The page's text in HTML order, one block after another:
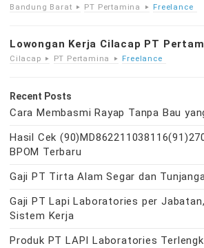
Bandung Barat PT Pertamina Freelance
Lowongan Kerja Cilacap PT
Cilacap PT Pertamina Freelance
Recent Posts
Cara Membasmi Rayap Tanpa Bau
Hasil Cek
BPOM Terbaru
Gaji PT Tirta Alam Segar dan
Gaji PT Lapi Laboratories per
Sistem Kerja
Produk PT LAPI Laboratories